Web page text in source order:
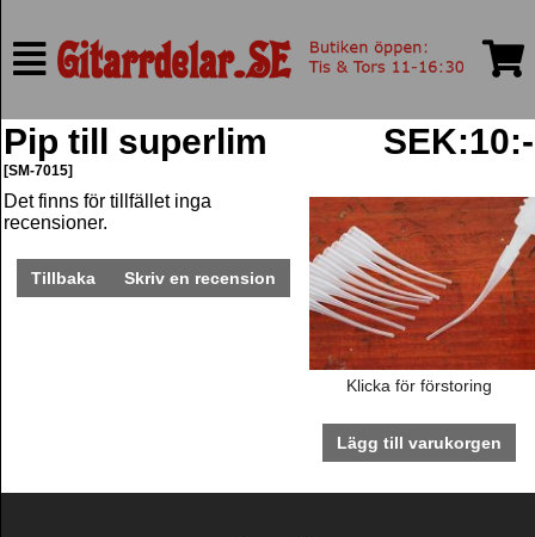
Pip till superlim
[SM-7015]
SEK:10:-
Det finns för tillfället inga
recensioner.
Tillbaka Skriv en recension
Klicka för förstoring
Lägg till varukorgen